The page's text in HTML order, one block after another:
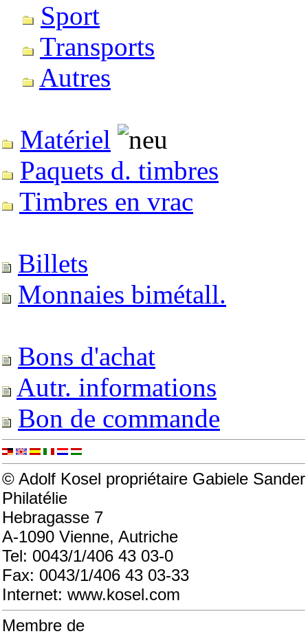
Sport
Transports
Autres
Matériel
Paquets d. timbres
Timbres en vrac
Billets
Monnaies bimétall.
Bons d'achat
Autr. informations
Bon de commande
© Adolf Kosel propriétaire Gabiele Sander
Philatélie
Hebragasse 7
A-1090 Vienne, Autriche
Tel: 0043/1/406 43 03-0
Fax: 0043/1/406 43 03-33
Internet: www.kosel.com
Membre de